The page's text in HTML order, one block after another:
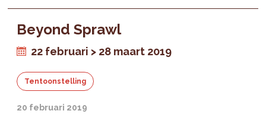
Beyond Sprawl
22 februari > 28 maart 2019
Tentoonstelling
20 februari 2019